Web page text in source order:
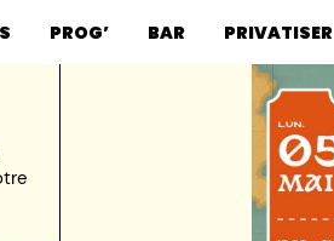
PROG’ BAR PRIVATISER
de